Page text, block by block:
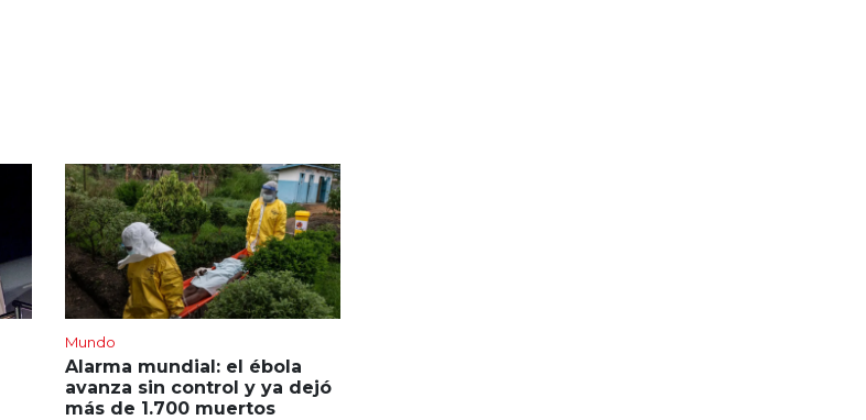
Mundo
Alarma mundial: el ébola
avanza sin control y ya dejó
más de 1.700 muertos